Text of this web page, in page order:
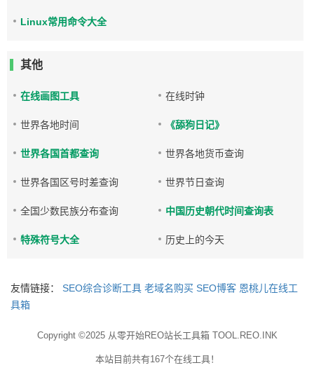
Linux常用命令大全
其他
在线画图工具 在线时钟
世界各地时间 《舔狗日记》
世界各国首都查询 世界各地货币查询
世界各国区号时差查询 世界节日查询
全国少数民族分布查询 中国历史朝代时间查询表
特殊符号大全 历史上的今天
友情链接： SEO综合诊断工具 老域名购买 SEO博客 恩桃儿在线工
具箱
Copyright ©2025 从零开始REO站长工具箱 TOOL.REO.INK
本站目前共有167个在线工具！